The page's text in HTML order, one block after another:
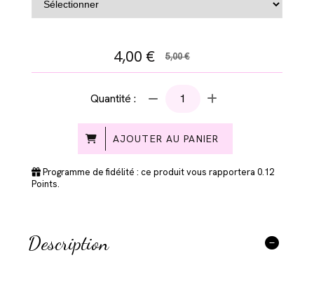
4,00 € 5,00 €
Quantité :
AJOUTER AU PANIER
Programme de fidélité : ce produit vous rapportera 0.12
Points.
Description